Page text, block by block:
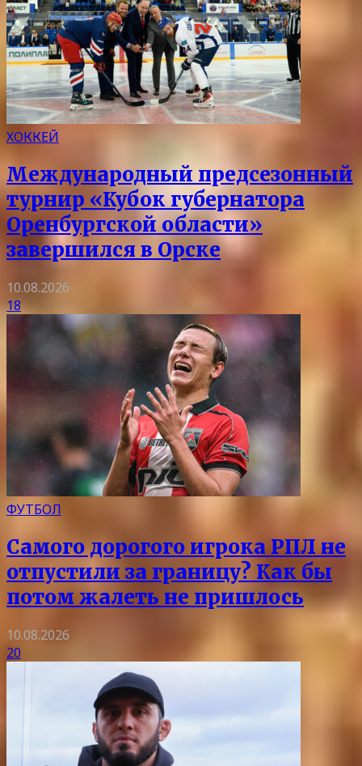
ХОККЕЙ
Международный предсезонный
турнир «Кубок губернатора
Оренбургской области»
завершился в Орске
10.08.2026
18
ФУТБОЛ
Самого дорогого игрока РПЛ не
отпустили за границу? Как бы
потом жалеть не пришлось
10.08.2026
20